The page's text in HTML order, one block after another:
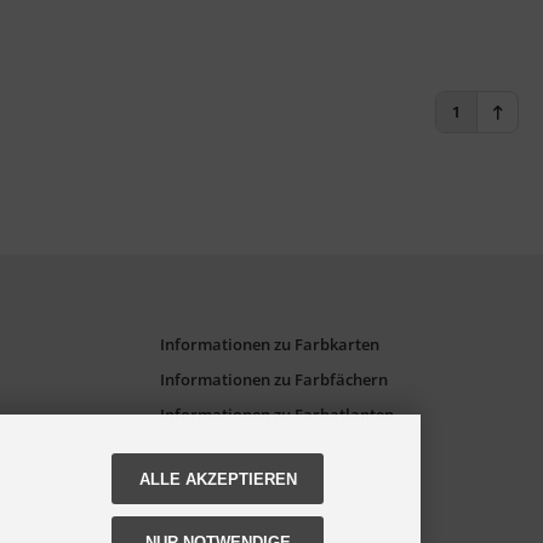
1
Informationen zu Farbkarten
Informationen zu Farbfächern
Informationen zu Farbatlanten
ALLE AKZEPTIEREN